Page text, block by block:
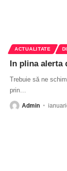
ACTUALITATE
In plina alerta
Trebuie să ne
prin
Admin